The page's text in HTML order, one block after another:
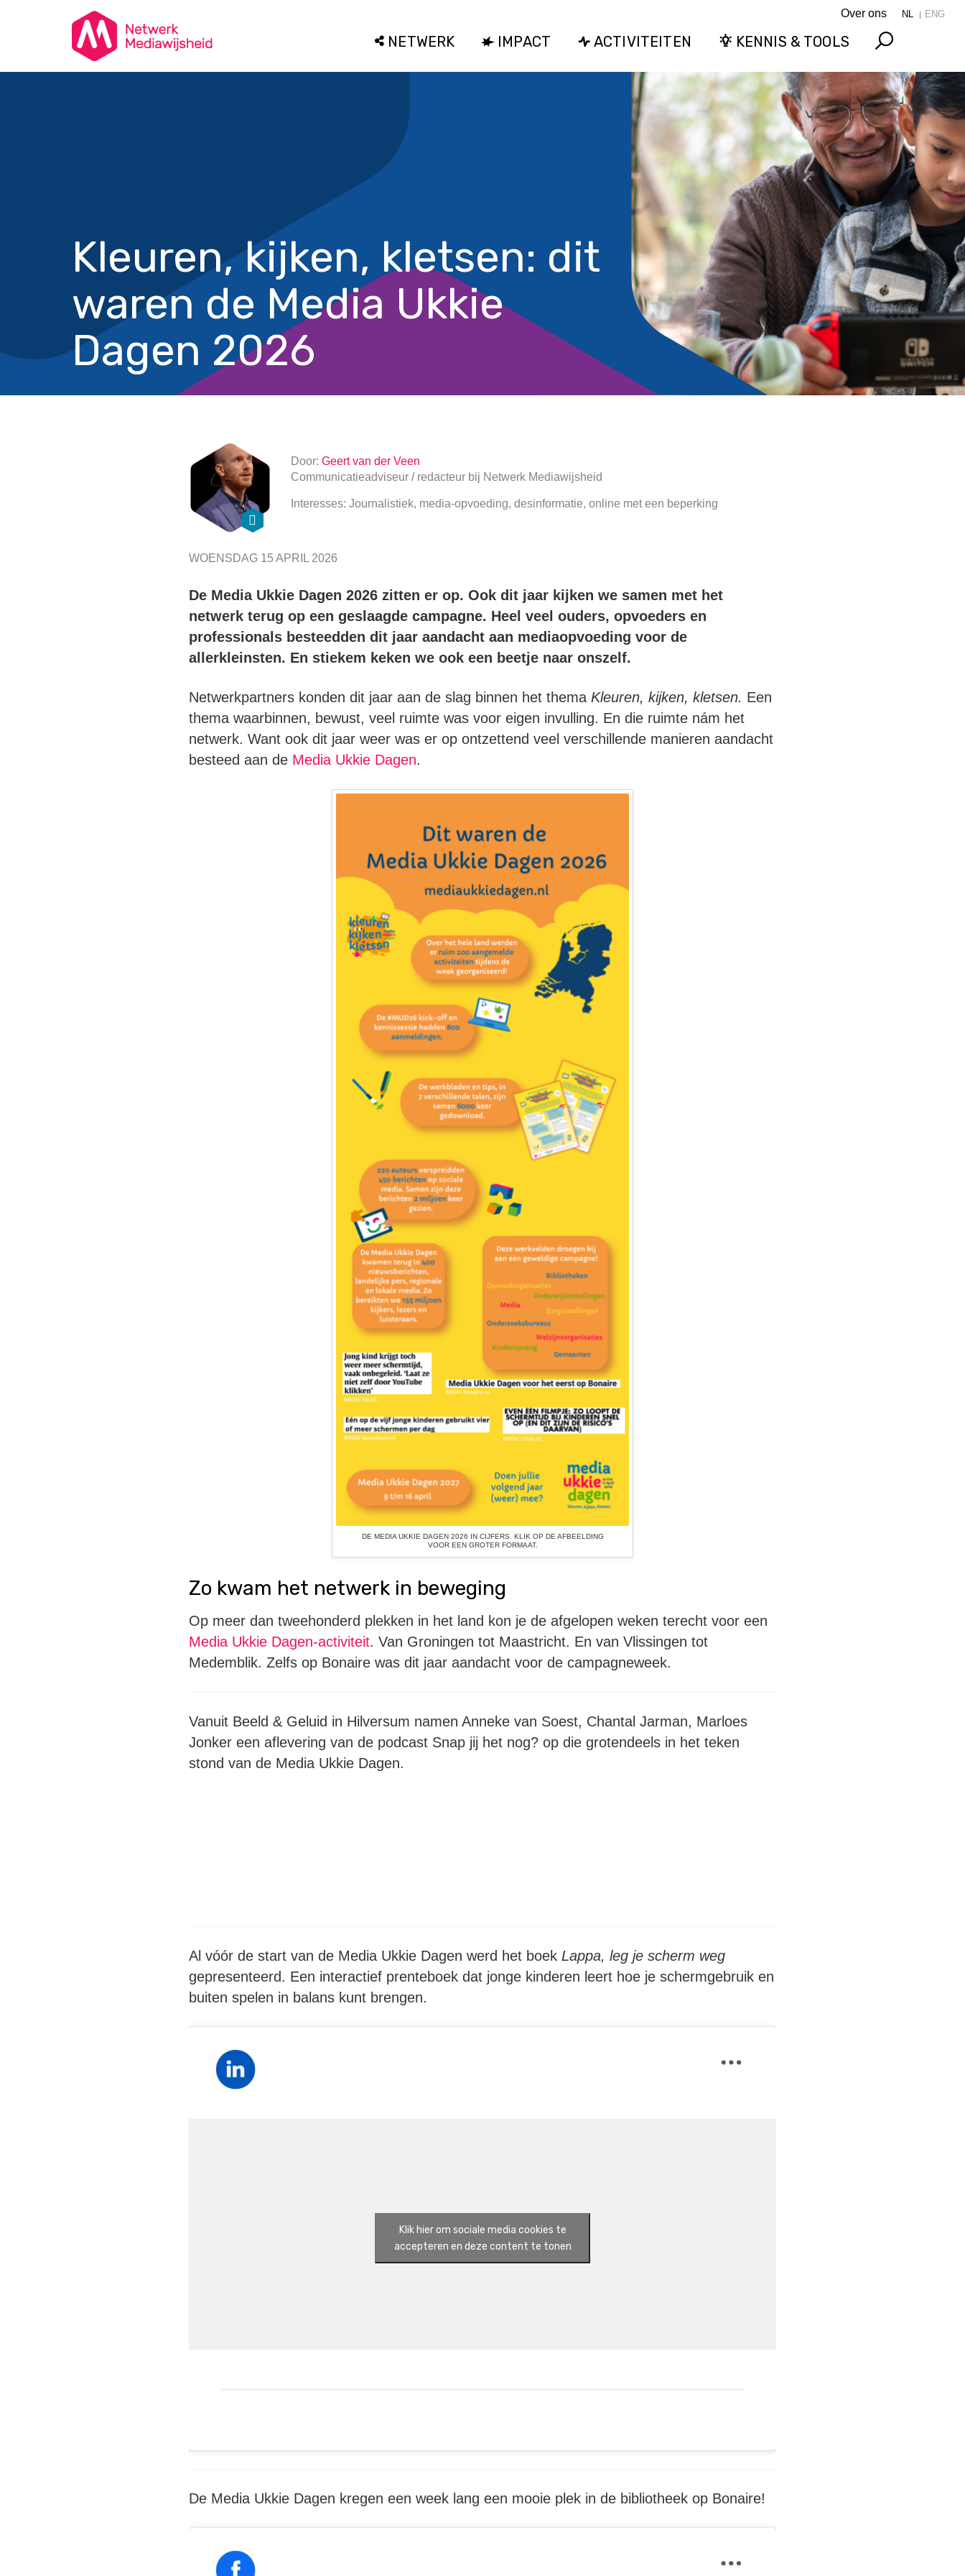
Over ons NL ENG
NETWERK IMPACT ACTIVITEITEN KENNIS & TOOLS
Search
Kleuren, kijken, kletsen: dit
waren de Media Ukkie
Dagen 2026
Door: Geert van der Veen
Communicatieadviseur / redacteur bij Netwerk Mediawijsheid
Interesses: Journalistiek, media-opvoeding, desinformatie, online met een beperking
WOENSDAG 15 APRIL 2026
De Media Ukkie Dagen 2026 zitten er op. Ook dit jaar kijken we samen met het
netwerk terug op een geslaagde campagne. Heel veel ouders, opvoeders en
professionals besteedden dit jaar aandacht aan mediaopvoeding voor de
allerkleinsten. En stiekem keken we ook een beetje naar onszelf.
Netwerkpartners konden dit jaar aan de slag binnen het thema Kleuren, kijken, kletsen. Een
thema waarbinnen, bewust, veel ruimte was voor eigen invulling. En die ruimte nám het
netwerk. Want ook dit jaar weer was er op ontzettend veel verschillende manieren aandacht
besteed aan de Media Ukkie Dagen.
DE MEDIA UKKIE DAGEN 2026 IN CIJFERS. KLIK OP DE AFBEELDING
VOOR EEN GROTER FORMAAT.
Zo kwam het netwerk in beweging
Op meer dan tweehonderd plekken in het land kon je de afgelopen weken terecht voor een
Media Ukkie Dagen-activiteit. Van Groningen tot Maastricht. En van Vlissingen tot
Medemblik. Zelfs op Bonaire was dit jaar aandacht voor de campagneweek.
Vanuit Beeld & Geluid in Hilversum namen Anneke van Soest, Chantal Jarman, Marloes
Jonker een aflevering van de podcast Snap jij het nog? op die grotendeels in het teken
stond van de Media Ukkie Dagen.
Al vóór de start van de Media Ukkie Dagen werd het boek Lappa, leg je scherm weg
gepresenteerd. Een interactief prenteboek dat jonge kinderen leert hoe je schermgebruik en
buiten spelen in balans kunt brengen.
Klik hier om sociale media cookies te
accepteren en deze content te tonen
De Media Ukkie Dagen kregen een week lang een mooie plek in de bibliotheek op Bonaire!